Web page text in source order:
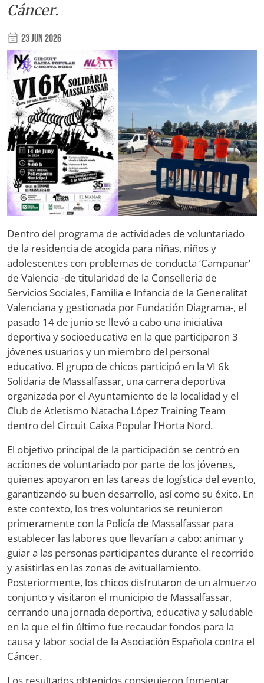
Cáncer.
23 Jun 2026
Dentro del programa de actividades de voluntariado
de la residencia de acogida para niñas, niños y
adolescentes con problemas de conducta ‘Campanar’
de Valencia -de titularidad de la Conselleria de
Servicios Sociales, Familia e Infancia de la Generalitat
Valenciana y gestionada por Fundación Diagrama-, el
pasado 14 de junio se llevó a cabo una iniciativa
deportiva y socioeducativa en la que participaron 3
jóvenes usuarios y un miembro del personal
educativo. El grupo de chicos participó en la VI 6k
Solidaria de Massalfassar, una carrera deportiva
organizada por el Ayuntamiento de la localidad y el
Club de Atletismo Natacha López Training Team
dentro del Circuit Caixa Popular l’Horta Nord.
El objetivo principal de la participación se centró en
acciones de voluntariado por parte de los jóvenes,
quienes apoyaron en las tareas de logística del evento,
garantizando su buen desarrollo, así como su éxito. En
este contexto, los tres voluntarios se reunieron
primeramente con la Policía de Massalfassar para
establecer las labores que llevarían a cabo: animar y
guiar a las personas participantes durante el recorrido
y asistirlas en las zonas de avituallamiento.
Posteriormente, los chicos disfrutaron de un almuerzo
conjunto y visitaron el municipio de Massalfassar,
cerrando una jornada deportiva, educativa y saludable
en la que el fin último fue recaudar fondos para la
causa y labor social de la Asociación Española contra el
Cáncer.